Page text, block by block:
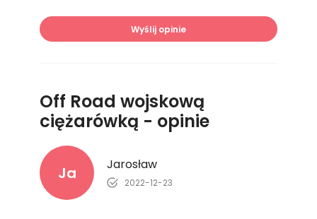
Wyślij opinie
Off Road wojskową
ciężarówką - opinie
Ja Jarosław
2022-12-23